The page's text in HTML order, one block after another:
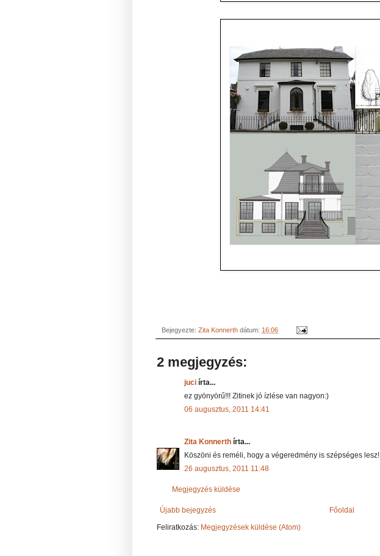
Bejegyezte: Zita Konnerth dátum: 16:06
2 megjegyzés:
juci írta...
ez gyönyörű!!! Zitinek jó ízlése van nagyon:)
06 augusztus, 2011 14:41
Zita Konnerth írta...
Köszöni és reméli, hogy a végeredmény is szépséges lesz!
26 augusztus, 2011 11:48
Megjegyzés küldése
Újabb bejegyzés
Főoldal
Feliratkozás: Megjegyzések küldése (Atom)